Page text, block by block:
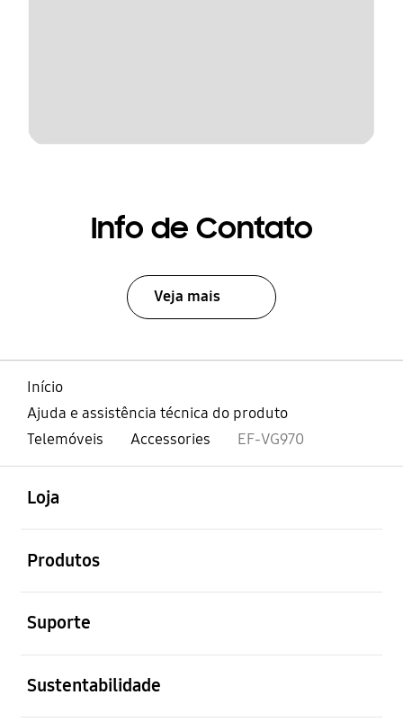
Info de Contato
Veja mais
Início
Ajuda e assistência técnica do produto
Telemóveis
Accessories EF-VG970
Loja
Produtos
Suporte
Sustentabilidade